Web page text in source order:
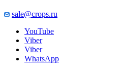
sale@crops.ru
YouTube
Viber
Viber
WhatsApp